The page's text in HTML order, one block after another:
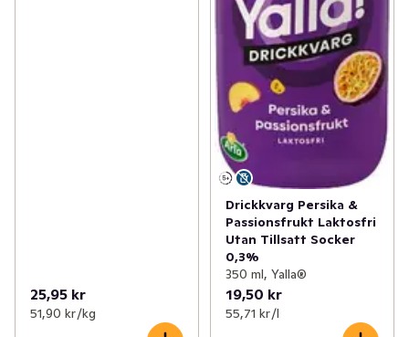
25,95 kr
51,90 kr /kg
Drickkvarg Persika &
Passionsfrukt Laktosfri
Utan Tillsatt Socker
0,3%
350 ml, Yalla®
19,50 kr
55,71 kr /l